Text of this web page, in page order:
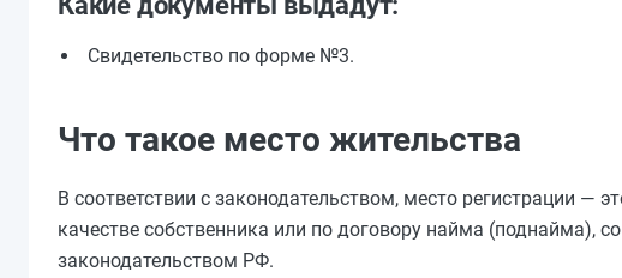
Свидетельство по форме №3.
Что такое место жительства
В соответствии с законодательством, место регистрации —
качестве собственника или по договору найма (поднайма),
законодательством РФ.